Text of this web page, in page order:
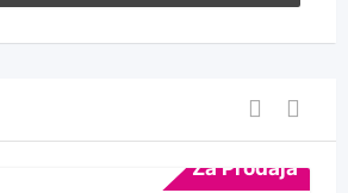
Za Prodaja